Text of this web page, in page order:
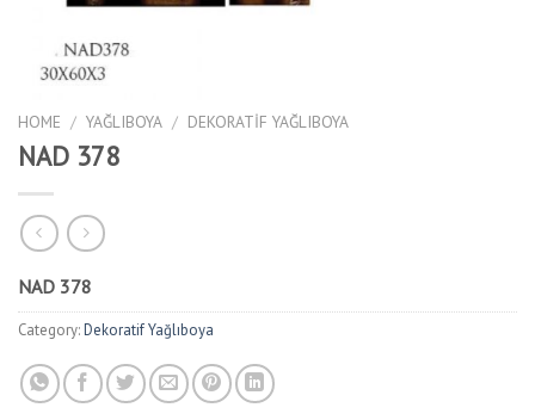
HOME / YAĞLIBOYA / DEKORATIF YAĞLIBOYA
NAD 378
NAD 378
Category:Dekoratif Yağlıboya